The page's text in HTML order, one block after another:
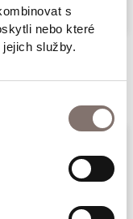
s
nebo které
služby.
z časů,
Strhující